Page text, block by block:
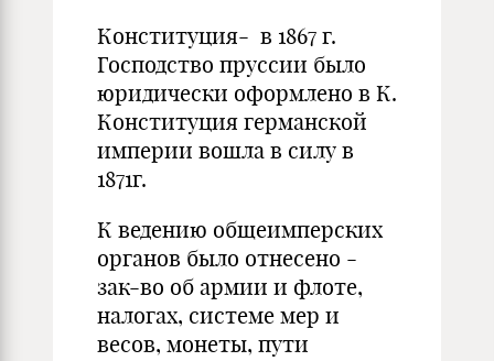
Конституция- в 1867 г.
Господство пруссии было
юридически оформлено в К.
Конституция германской
империи вошла в силу в
1871г.
К ведению общеимперских
органов было отнесено -
зак-во об армии и флоте,
налогах, системе мер и
весов, монеты, пути